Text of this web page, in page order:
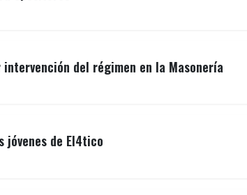
del régimen en la Masonería
jóvenes de El4tico